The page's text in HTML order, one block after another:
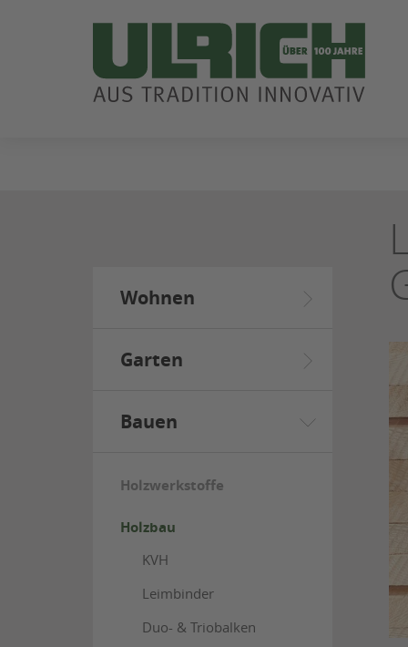
Wohnen
Garten
Bauen
Holzwerkstoffe
Holzbau
KVH
Leimbinder
Duo- & Triobalken